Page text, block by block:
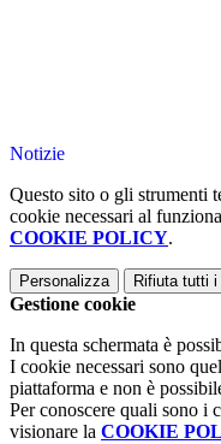
Notizie
Questo sito o gli strumenti
cookie necessari al
COOKIE POLICY.
Personalizza Rifiuta tutti i
Gestione cookie
In questa schermata è
I cookie necessari sono
piattaforma e non è
Per conoscere quali sono i
visionare la COOKIE